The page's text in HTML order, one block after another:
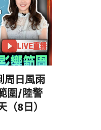
周日風雨
圍/陸警
（8日）